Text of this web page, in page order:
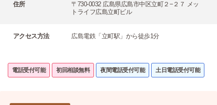
住所
〒730-0032 広島県広島市中区立町２−２７ メッ
トライフ広島立町ビル
アクセス方法 広島電鉄「立町駅」から徒歩1分
電話受付可能 初回相談無料 夜間電話受付可能 土日電話受付可能